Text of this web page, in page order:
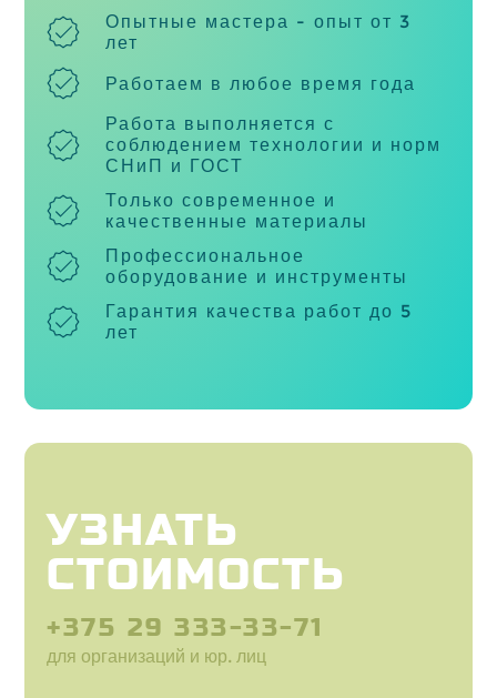
Опытные мастера - опыт от 3
лет
Работаем в любое время года
Работа выполняется с
соблюдением технологии и норм
СНиП и ГОСТ
Только современное и
качественные материалы
Профессиональное
оборудование и инструменты
Гарантия качества работ до 5
лет
УЗНАТЬ
СТОИМОСТЬ
+375 29 333-33-71
для организаций и юр. лиц